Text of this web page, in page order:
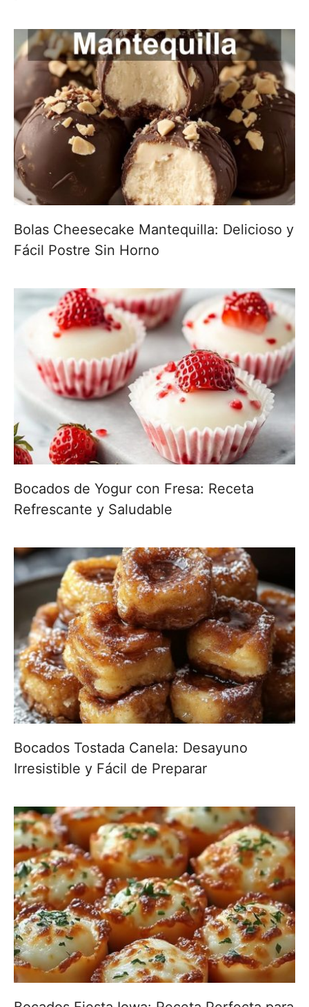
Bolas Cheesecake Mantequilla: Delicioso y
Fácil Postre Sin Horno
Bocados de Yogur con Fresa: Receta
Refrescante y Saludable
Bocados Tostada Canela: Desayuno
Irresistible y Fácil de Preparar